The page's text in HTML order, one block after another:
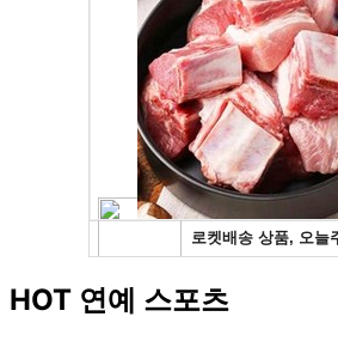
HOT 연예 스포츠